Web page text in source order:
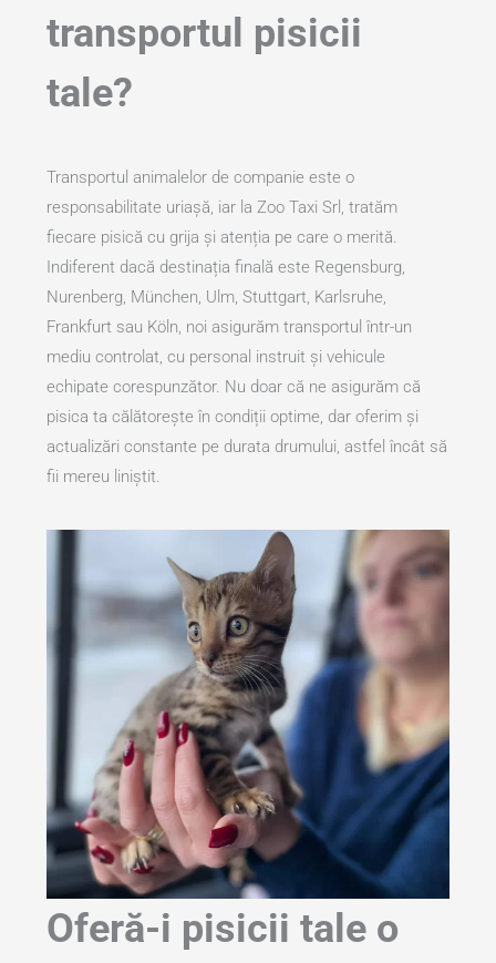
transportul pisicii
tale?
Transportul animalelor de companie este o
responsabilitate uriașă, iar la Zoo Taxi Srl, tratăm
fiecare pisică cu grija și atenția pe care o merită.
Indiferent dacă destinația finală este Regensburg,
Nurenberg, München, Ulm, Stuttgart, Karlsruhe,
Frankfurt sau Köln, noi asigurăm transportul într-un
mediu controlat, cu personal instruit și vehicule
echipate corespunzător. Nu doar că ne asigurăm că
pisica ta călătorește în condiții optime, dar oferim și
actualizări constante pe durata drumului, astfel încât să
fii mereu liniștit.
Oferă-i pisicii tale o